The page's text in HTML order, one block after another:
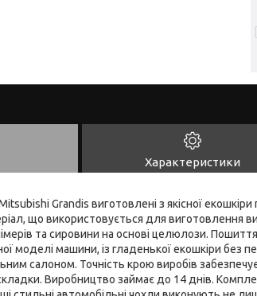
Характеристики
Grandis виготовлені з якісної
що використовується для виготовлення
та сировини на основі целюлози.
моделі машини, із гладенької екошкіри без
салоном. Точність крою виробів
складки. Виробництво займає до 14 днів.